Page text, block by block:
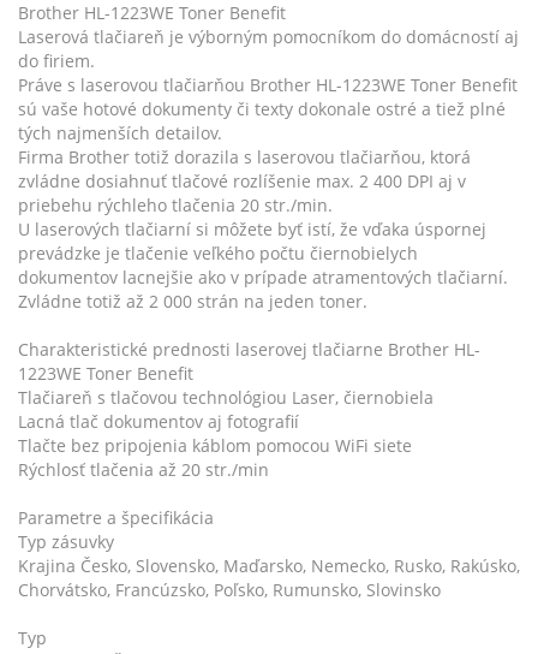
Brother HL-1223WE Toner Benefit
Laserová tlačiareň je výborným pomocníkom do domácností aj
do firiem.
Práve s laserovou tlačiarňou Brother HL-1223WE Toner Benefit
sú vaše hotové dokumenty či texty dokonale ostré a tiež plné
tých najmenších detailov.
Firma Brother totiž dorazila s laserovou tlačiarňou, ktorá
zvládne dosiahnuť tlačové rozlíšenie max. 2 400 DPI aj v
priebehu rýchleho tlačenia 20 str./min.
U laserových tlačiarní si môžete byť istí, že vďaka úspornej
prevádzke je tlačenie veľkého počtu čiernobielych
dokumentov lacnejšie ako v prípade atramentových tlačiarní.
Zvládne totiž až 2 000 strán na jeden toner.
Charakteristické prednosti laserovej tlačiarne Brother HL-
1223WE Toner Benefit
Tlačiareň s tlačovou technológiou Laser, čiernobiela
Lacná tlač dokumentov aj fotografií
Tlačte bez pripojenia káblom pomocou WiFi siete
Rýchlosť tlačenia až 20 str./min
Parametre a špecifikácia
Typ zásuvky
Krajina Česko, Slovensko, Maďarsko, Nemecko, Rusko, Rakúsko,
Chorvátsko, Francúzsko, Poľsko, Rumunsko, Slovinsko
Typ